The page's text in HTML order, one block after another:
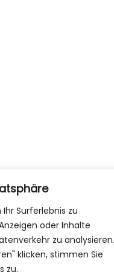
Surferlebnis zu
oder Inhalte
zu analysieren.
klicken, stimmen Sie
zu.